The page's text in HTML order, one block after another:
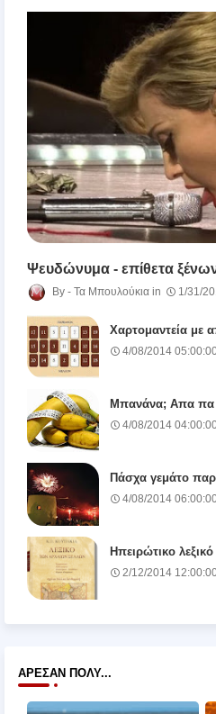
Ψευδώνυμα - επίθετα
Τα Μπουλούκια 1/31/
Χαρτομαντεία με
4/08/2014
Μπανάνα; Απα πα
4/08/2014
Πάσχα γεμάτο
4/08/2014
Ηπειρώτικο λεξικό
2/12/2014
ΆΡΕΣΑΝ ΠΟΛΎ...